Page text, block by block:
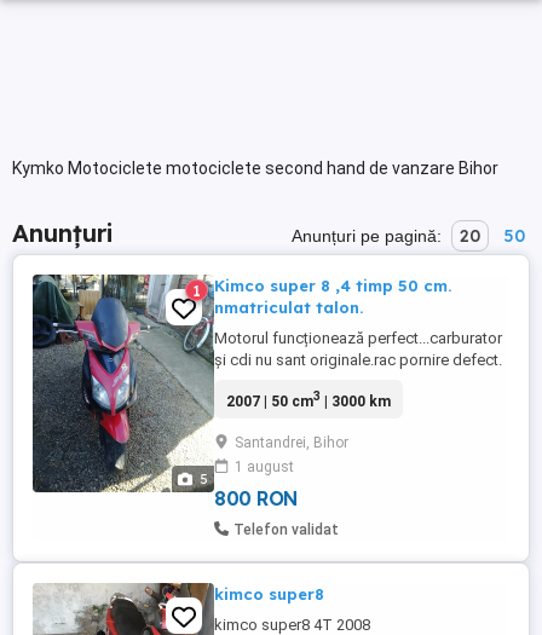
Kymko Motociclete motociclete second hand de vanzare Bihor
Anunțuri Anunțuri pe pagină: 20 50
5
1
Kimco super 8 ,4 timp 50 cm.
nmatriculat talon.
Motorul funcționează perfect...carburator
și cdi nu sant originale.rac pornire defect.
2007 | 50 cm3 | 3000 km
Santandrei, Bihor
1 august
800 RON
Telefon validat
kimco super8
kimco super8 4T 2008